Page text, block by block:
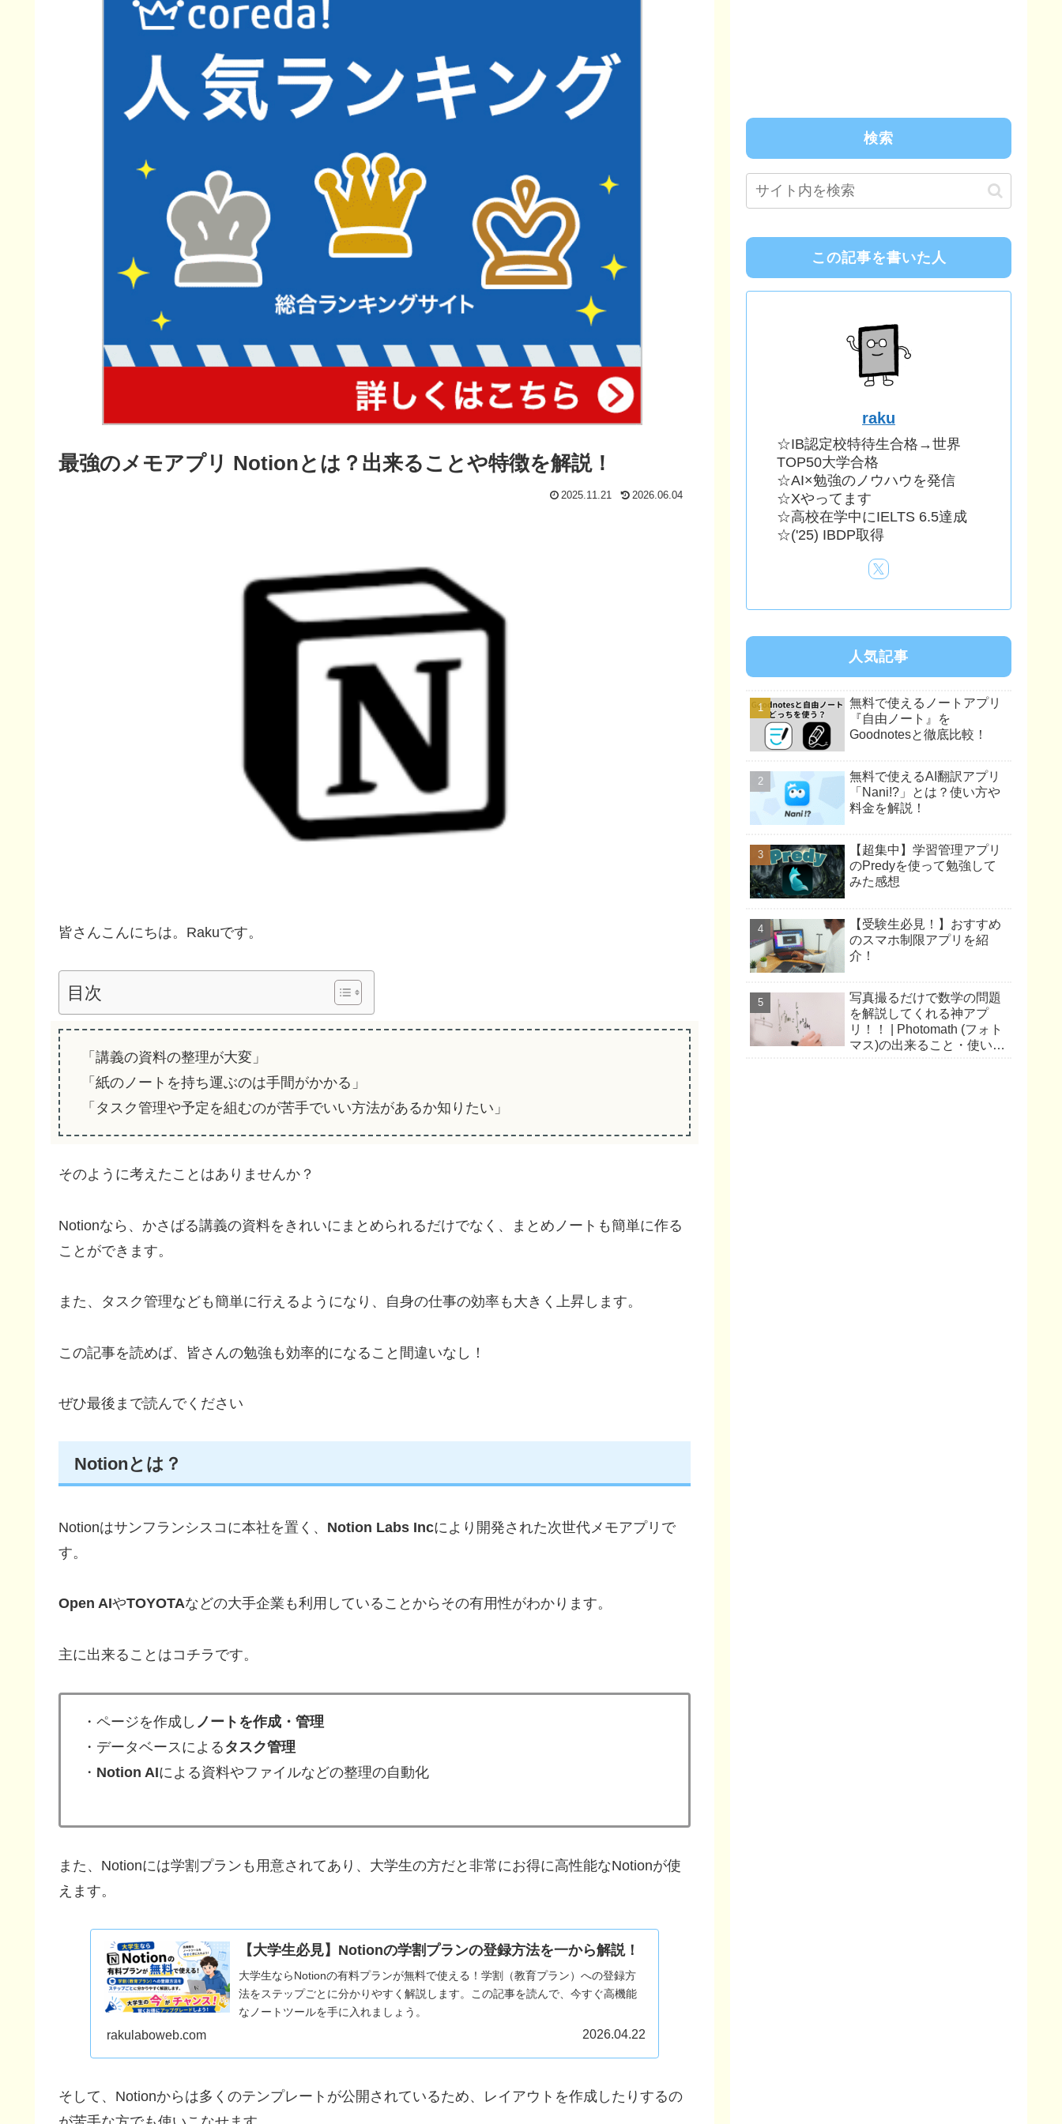
最強のメモアプリ Notionとは？出来ることや特徴を解説！
2025.11.21 2026.06.04
皆さんこんにちは。Rakuです。
目次
「講義の資料の整理が大変」
「紙のノートを持ち運ぶのは手間がかかる」
「タスク管理や予定を組むのが苦手でいい方法があるか知りたい」
そのように考えたことはありませんか？
Notionなら、かさばる講義の資料をきれいにまとめられるだけでなく、まとめノートも簡単に作る
ことができます。
また、タスク管理なども簡単に行えるようになり、自身の仕事の効率も大きく上昇します。
この記事を読めば、皆さんの勉強も効率的になること間違いなし！
ぜひ最後まで読んでください
Notionとは？
Notionはサンフランシスコに本社を置く、 Notion Labs Incにより開発された次世代メモアプリで
す。
Open AIやTOYOTAなどの大手企業も利用していることからその有用性がわかります。
主に出来ることはコチラです。
・ページを作成し ノートを作成・管理
・データベースによる タスク管理
・ Notion AIによる資料やファイルなどの整理の自動化
また、Notionには学割プランも用意されてあり、大学生の方だと非常にお得に高性能なNotionが使
えます。
【大学生必見】Notionの学割プランの登録方法を一から解説！
大学生ならNotionの有料プランが無料で使える！学割（教育プラン）への登録方
法をステップごとに分かりやすく解説します。この記事を読んで、今すぐ高機能
なノートツールを手に入れましょう。
rakulaboweb.com 2026.04.22
そして、Notionからは多くのテンプレートが公開されているため、レイアウトを作成したりするの
検索
この記事を書いた人
raku
☆IB認定校特待生合格→世界
TOP50大学合格
☆AI×勉強のノウハウを発信
☆Xやってます
☆高校在学中にIELTS 6.5達成
☆('25) IBDP取得
人気記事
無料で使えるノートアプリ
『自由ノート』を
Goodnotesと徹底比較！
無料で使えるAI翻訳アプリ
「Nani!?」とは？使い方や
料金を解説！
【超集中】学習管理アプリ
のPredyを使って勉強して
みた感想
【受験生必見！】おすすめ
のスマホ制限アプリを紹
介！
写真撮るだけで数学の問題
を解説してくれる神アプ
リ！！ | Photomath (フォト
マス)の出来ること・使い方